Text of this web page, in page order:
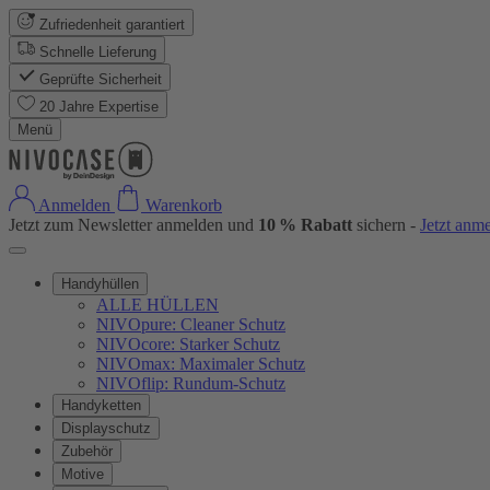
Zufriedenheit garantiert
Schnelle Lieferung
Geprüfte Sicherheit
20 Jahre Expertise
Menü
Anmelden
Warenkorb
Jetzt zum Newsletter anmelden und 10 % Rabatt sichern - Jetzt
Handyhüllen
ALLE HÜLLEN
NIVOpure: Cleaner Schutz
NIVOcore: Starker Schutz
NIVOmax: Maximaler Schutz
NIVOflip: Rundum-Schutz
Handyketten
Displayschutz
Zubehör
Motive